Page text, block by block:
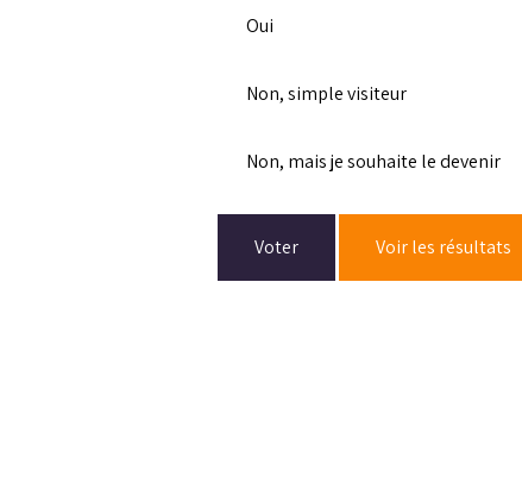
Oui
Non, simple visiteur
Non, mais je souhaite le devenir
Voter Voir les résultats